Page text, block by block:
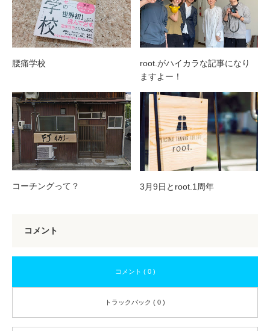
腰痛学校
root.がハイカラな記事になり
ますよー！
コーチングって？ 3月9日とroot.1周年
コメント
コメント ( 0 )
トラックバック ( 0 )